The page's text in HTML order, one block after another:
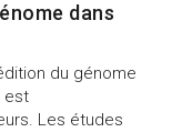
dans
du génome
est
Les études